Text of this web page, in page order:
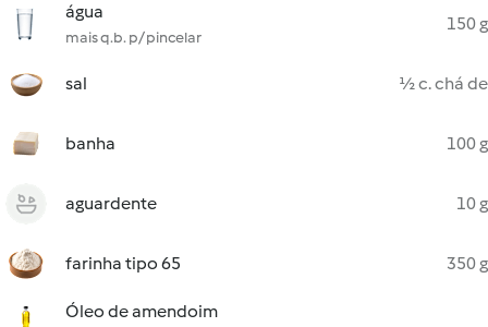
água
mais q.b. p/ pincelar
150 g
sal ½ c. chá de
banha 100 g
aguardente 10 g
farinha tipo 65 350 g
Óleo de amendoim